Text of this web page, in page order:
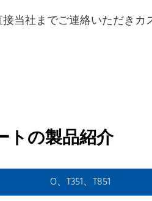
1.5" 12インチ x 36インチ
1.5" 60インチ x 120インチ
1.75" 12インチ×12インチ
1.75" 12インチ x 18インチ
当社までご連絡いただきカ
トの製品紹介
O、T351、T851